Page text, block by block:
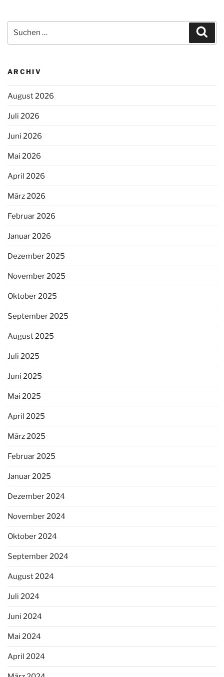
nach:
ARCHIV
August 2026
Juli 2026
Juni 2026
Mai 2026
April 2026
März 2026
Februar 2026
Januar 2026
Dezember 2025
November 2025
Oktober 2025
September 2025
August 2025
Juli 2025
Juni 2025
Mai 2025
April 2025
März 2025
Februar 2025
Januar 2025
Dezember 2024
November 2024
Oktober 2024
September 2024
August 2024
Juli 2024
Juni 2024
Mai 2024
April 2024